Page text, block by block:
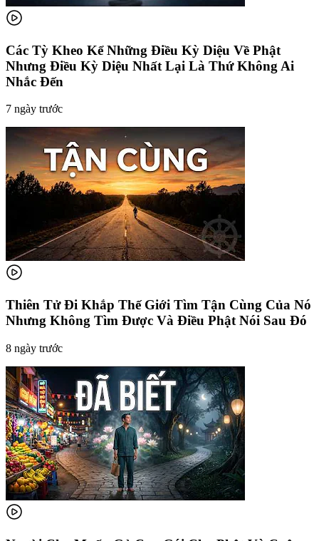
Các Tỳ Kheo Kể Những Điều Kỳ Diệu Về Phật
Nhưng Điều Kỳ Diệu Nhất Lại Là Thứ Không Ai
Nhắc Đến
7 ngày trước
Thiên Tử Đi Khắp Thế Giới Tìm Tận Cùng Của Nó
Nhưng Không Tìm Được Và Điều Phật Nói Sau Đó
8 ngày trước